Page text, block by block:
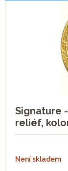
Signature
reliéf,
Není skladem